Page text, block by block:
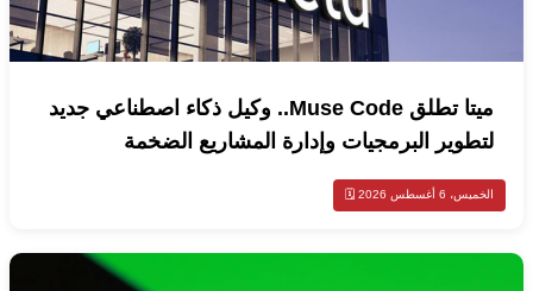
ميتا تطلق Muse Code.. وكيل ذكاء اصطناعي جديد
لتطوير البرمجيات وإدارة المشاريع الضخمة
الخميس، 6 أغسطس 2026 🗓️